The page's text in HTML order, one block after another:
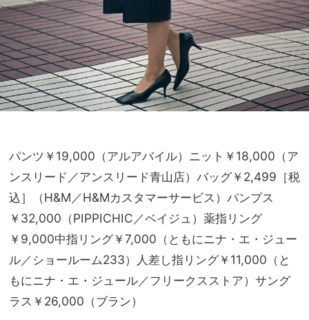
パンツ￥19,000（アルアバイル）ニット￥18,000（ア
ンスリード／アンスリード青山店）バッグ￥2,499［税
込］（H&M／H&Mカスタマーサービス）パンプス
￥32,000（PIPPICHIC／ベイジュ）薬指リング
￥9,000中指リング￥7,000（ともにニナ・エ・ジュー
ル／ショールーム233）人差し指リング￥11,000（と
もにニナ・エ・ジュール／フリークスストア）サング
ラス￥26,000（ブラン）